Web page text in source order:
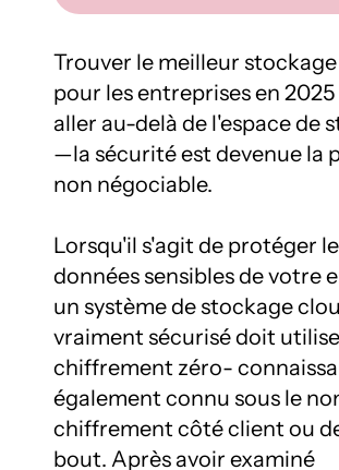
Trouver le meilleur
pour les entreprises en
aller au-delà de l'espace de
—la sécurité est devenue la
non négociable.
Lorsqu'il s'agit de protéger
données sensibles de votre
un système de stockage
vraiment sécurisé doit
chiffrement zéro-
également connu sous le
chiffrement côté client ou
bout. Après avoir examiné